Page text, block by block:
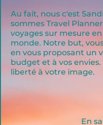
Au fait, nous c'est
sommes Travel
voyages sur mesure
monde. Notre but,
en vous proposant un
budget et à vos
liberté à votre image.
En